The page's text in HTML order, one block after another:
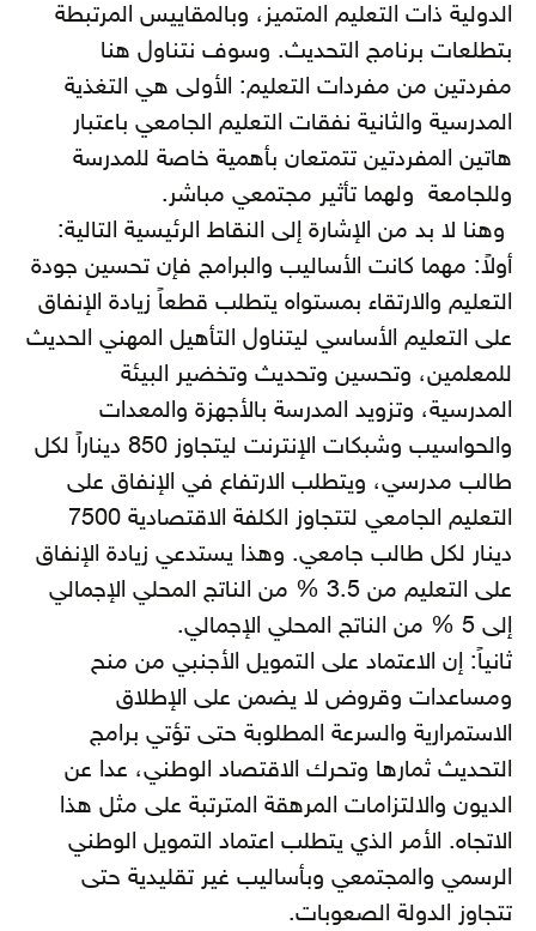
الدولية ذات التعليم المتميز، وبالمقاييس المرتبطة
بتطلعات برنامج التحديث. وسوف نتناول هنا
مفردتين من مفردات التعليم: الأولى هي التغذية
المدرسية والثانية نفقات التعليم الجامعي باعتبار
هاتين المفردتين تتمتعان بأهمية خاصة للمدرسة
وللجامعة ولهما تأثير مجتمعي مباشر.
وهنا لا بد من الإشارة إلى النقاط الرئيسية التالية:
أولاً: مهما كانت الأساليب والبرامج فإن تحسين جودة
التعليم والارتقاء بمستواه يتطلب قطعاً زيادة الإنفاق
على التعليم الأساسي ليتناول التأهيل المهني الحديث
للمعلمين، وتحسين وتحديث وتخضير البيئة
المدرسية، وتزويد المدرسة بالأجهزة والمعدات
والحواسيب وشبكات الإنترنت ليتجاوز 850 ديناراً لكل
طالب مدرسي، ويتطلب الارتفاع في الإنفاق على
التعليم الجامعي لتتجاوز الكلفة الاقتصادية 7500
دينار لكل طالب جامعي. وهذا يستدعي زيادة الإنفاق
على التعليم من 3.5 % من الناتج المحلي الإجمالي
إلى 5 % من الناتج المحلي الإجمالي.
ثانياً: إن الاعتماد على التمويل الأجنبي من منح
ومساعدات وقروض لا يضمن على الإطلاق
الاستمرارية والسرعة المطلوبة حتى تؤتي برامج
التحديث ثمارها وتحرك الاقتصاد الوطني، عدا عن
الديون والالتزامات المرهقة المترتبة على مثل هذا
الاتجاه. الأمر الذي يتطلب اعتماد التمويل الوطني
الرسمي والمجتمعي وبأساليب غير تقليدية حتى
تتجاوز الدولة الصعوبات.